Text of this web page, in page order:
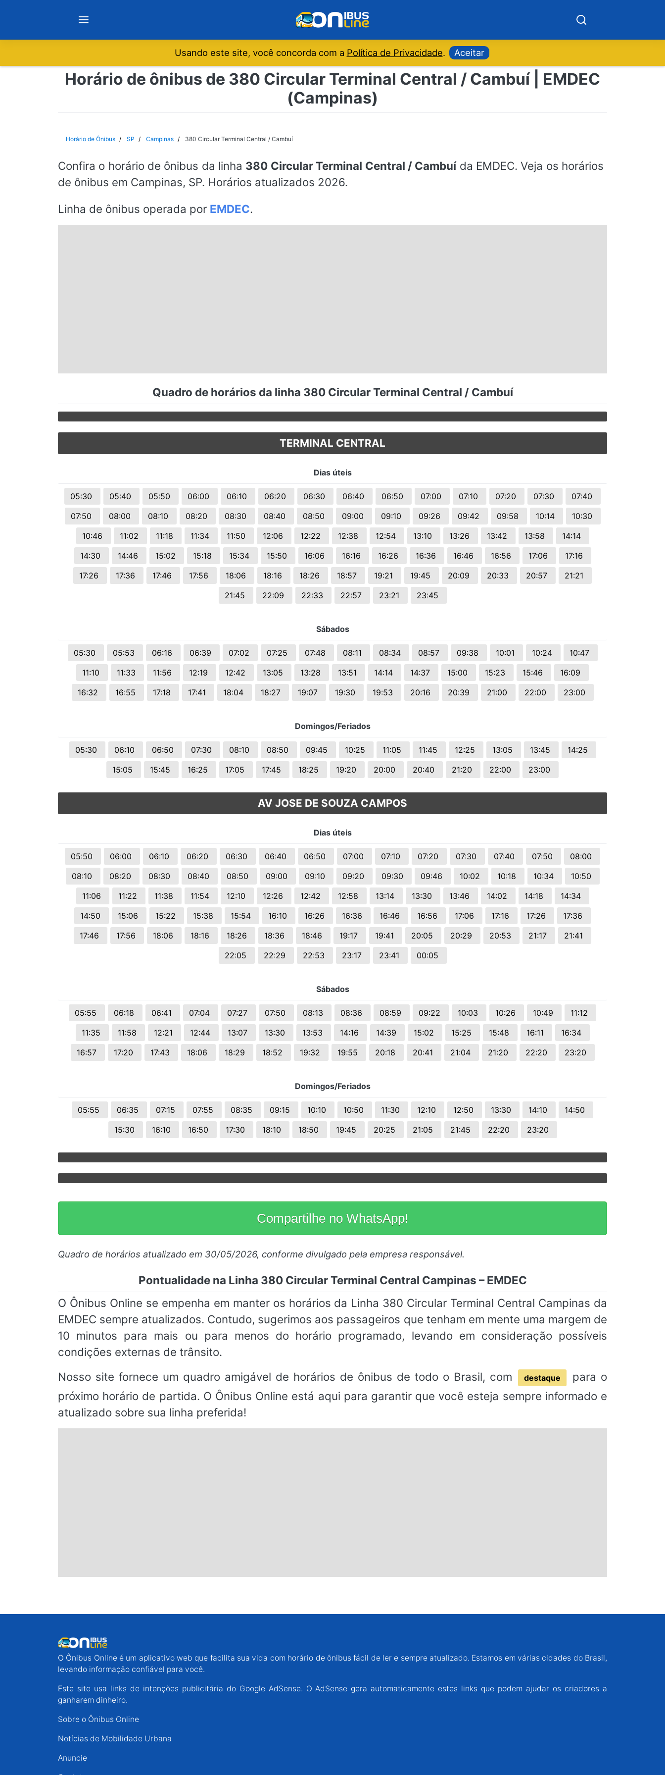
Notícias
São Paulo
Espírito Santo
© 2026 Viva City Serviços Digitais Ltda. Todos os direitos reservados.
Usando este site, você concorda com a Política de Privacidade. Aceitar
Horário de ônibus de 380 Circular Terminal Central / Cambuí | EMDEC
(Campinas)
Horário de Ônibus SP Campinas 380 Circular Terminal Central / Cambuí
Confira o horário de ônibus da linha 380 Circular Terminal Central / Cambuída EMDEC. Veja os horários
de ônibus em Campinas, SP. Horários atualizados 2026.
Linha de ônibus operada por EMDEC.
Quadro de horários da linha 380 Circular Terminal Central / Cambuí
TERMINAL CENTRAL
Dias úteis
05:30 05:40 05:50 06:00 06:10 06:20 06:30 06:40 06:50 07:00 07:10 07:20 07:30
07:40
07:50
08:00 08:10 08:20 08:30 08:40 08:50 09:00 09:10 09:26 09:42 09:58 10:14
10:30
10:46
11:02 11:18 11:34 11:50 12:06 12:22 12:38 12:54 13:10 13:26 13:42 13:58
14:14
14:30
14:46 15:02 15:18 15:34 15:50 16:06 16:16 16:26 16:36 16:46 16:56 17:06
17:16
17:26
17:36 17:46 17:56 18:06 18:16 18:26 18:57 19:21 19:45 20:09 20:33 20:57
21:21
21:45
22:09 22:33 22:57 23:21 23:45
Sábados
05:30 05:53 06:16 06:39 07:02 07:25 07:48 08:11 08:34 08:57 09:38 10:01 10:24
10:47
11:10
11:33 11:56 12:19 12:42 13:05 13:28 13:51 14:14 14:37 15:00 15:23 15:46
16:09
16:32
16:55 17:18 17:41 18:04 18:27 19:07 19:30 19:53 20:16 20:39 21:00 22:00 23:00
Domingos/Feriados
05:30 06:10 06:50 07:30 08:10 08:50 09:45 10:25 11:05 11:45 12:25 13:05 13:45
14:25
15:05
15:45 16:25 17:05 17:45 18:25 19:20 20:00 20:40 21:20 22:00 23:00
AV JOSE DE SOUZA CAMPOS
Dias úteis
05:50 06:00 06:10 06:20 06:30 06:40 06:50 07:00 07:10 07:20 07:30 07:40 07:50
08:00
08:10
08:20 08:30 08:40 08:50 09:00 09:10 09:20 09:30 09:46 10:02 10:18 10:34
10:50
11:06
11:22 11:38 11:54 12:10 12:26 12:42 12:58 13:14 13:30 13:46 14:02 14:18
14:34
14:50
15:06 15:22 15:38 15:54 16:10 16:26 16:36 16:46 16:56 17:06 17:16 17:26
17:36
17:46
17:56 18:06 18:16 18:26 18:36 18:46 19:17 19:41 20:05 20:29 20:53 21:17
21:41
22:05
22:29 22:53 23:17 23:41 00:05
Sábados
05:55 06:18 06:41 07:04 07:27 07:50 08:13 08:36 08:59 09:22 10:03 10:26 10:49
11:12
11:35
11:58 12:21 12:44 13:07 13:30 13:53 14:16 14:39 15:02 15:25 15:48 16:11
16:34
16:57
17:20 17:43 18:06 18:29 18:52 19:32 19:55 20:18 20:41 21:04 21:20 22:20 23:20
Domingos/Feriados
05:55 06:35 07:15 07:55 08:35 09:15 10:10 10:50 11:30 12:10 12:50 13:30 14:10
14:50
15:30
16:10 16:50 17:30 18:10 18:50 19:45 20:25 21:05 21:45 22:20 23:20
Compartilhe no WhatsApp!
Quadro de horários atualizado em 30/05/2026, conforme divulgado pela empresa responsável.
Pontualidade na Linha 380 Circular Terminal Central Campinas – EMDEC
O Ônibus Online se empenha em manter os horários da Linha 380 Circular Terminal Central Campinas da
EMDEC sempre atualizados. Contudo, sugerimos aos passageiros que tenham em mente uma margem de
10 minutos para mais ou para menos do horário programado, levando em consideração possíveis
condições externas de trânsito.
Nosso site fornece um quadro amigável de horários de ônibus de todo o Brasil, com
destaque
para o
próximo horário de partida. O Ônibus Online está aqui para garantir que você esteja sempre informado e
atualizado sobre sua linha preferida!
O Ônibus Online é um aplicativo web que facilita sua vida com horário de ônibus fácil de ler e sempre atualizado. Estamos em várias cidades do Brasil,
levando informação confiável para você.
Este site usa links de intenções publicitária do Google AdSense. O AdSense gera automaticamente estes links que podem ajudar os criadores a
ganharem dinheiro.
Sobre o Ônibus Online
Notícias de Mobilidade Urbana
Anuncie